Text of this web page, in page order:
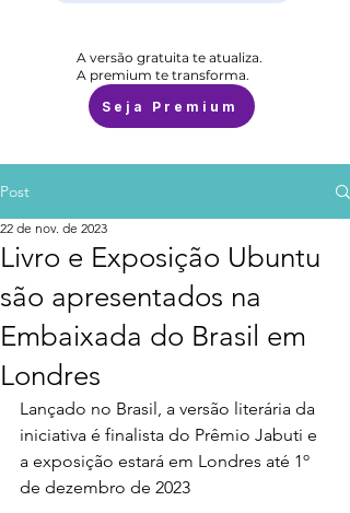
A versão gratuita te atualiza.
A premium te transforma.
Seja Premium
Post
Livro e Exposição Ubuntu
são apresentados na
Embaixada do Brasil em
Londres
22 de nov. de 2023
Lançado no Brasil, a versão literária da
iniciativa é finalista do Prêmio Jabuti e
a exposição estará em Londres até 1º
de dezembro de 2023